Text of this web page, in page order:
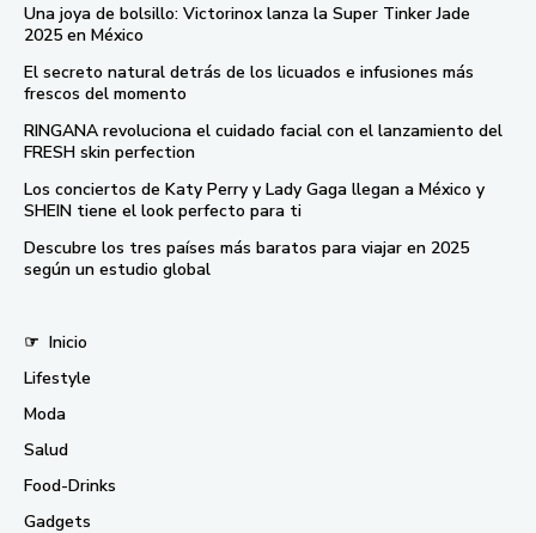
Una joya de bolsillo: Victorinox lanza la Super Tinker Jade
2025 en México
El secreto natural detrás de los licuados e infusiones más
frescos del momento
RINGANA revoluciona el cuidado facial con el lanzamiento del
FRESH skin perfection
Los conciertos de Katy Perry y Lady Gaga llegan a México y
SHEIN tiene el look perfecto para ti
Descubre los tres países más baratos para viajar en 2025
según un estudio global
☞ Inicio
Lifestyle
Moda
Salud
Food-Drinks
Gadgets